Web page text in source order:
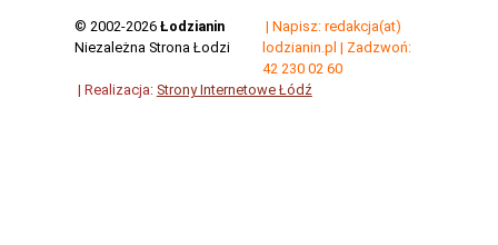
© 2002-2026 Łodzianin
Niezależna Strona Łodzi
| Napisz: redakcja(at)
lodzianin.pl | Zadzwoń:
42 230 02 60
| Realizacja: Strony Internetowe Łódź